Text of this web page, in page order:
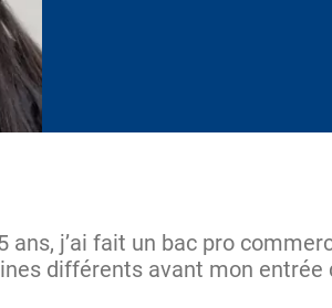
ans, j’ai fait un bac pro
différents avant mon